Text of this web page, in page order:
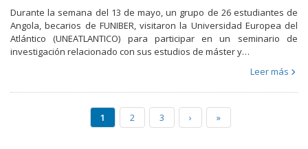
Durante la semana del 13 de mayo, un grupo de 26 estudiantes de
Angola, becarios de FUNIBER, visitaron la Universidad Europea del
Atlántico (UNEATLANTICO) para participar en un seminario de
investigación relacionado con sus estudios de máster y…
Leer más
1 2 3 › »